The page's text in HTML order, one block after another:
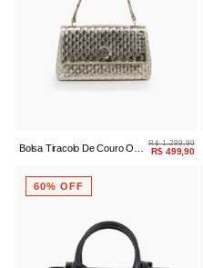
Bolsa Tiracolo De Couro Ouro
R$ 1.299,90
R$ 499,90
60% OFF